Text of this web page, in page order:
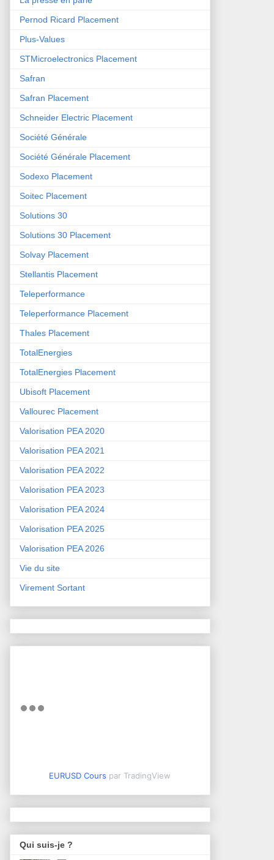
Pernod Ricard Placement
Plus-Values
STMicroelectronics Placement
Safran
Safran Placement
Schneider Electric Placement
Société Générale
Société Générale Placement
Sodexo Placement
Soitec Placement
Solutions 30
Solutions 30 Placement
Solvay Placement
Stellantis Placement
Teleperformance
Teleperformance Placement
Thales Placement
TotalEnergies
TotalEnergies Placement
Ubisoft Placement
Vallourec Placement
Valorisation PEA 2020
Valorisation PEA 2021
Valorisation PEA 2022
Valorisation PEA 2023
Valorisation PEA 2024
Valorisation PEA 2025
Valorisation PEA 2026
Vie du site
Virement Sortant
EURUSD Cours par TradingView
Qui suis-je ?